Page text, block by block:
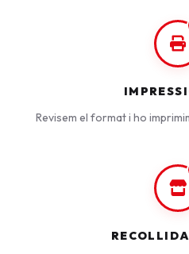
Revisem el format i ho